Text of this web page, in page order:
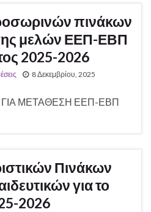
πινάκων
μελών ΕΕΠ-ΕΒΠ
2025-2026
8 Δεκεμβρίου, 2025
ΜΕΤΑΘΕΣΗ ΕΕΠ-ΕΒΠ
Πινάκων
για το
2026